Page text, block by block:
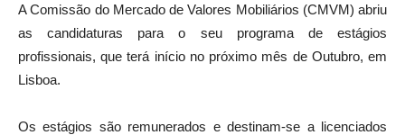
A Comissão do Mercado de Valores Mobiliários (CMVM) abriu
as candidaturas para o seu programa de estágios
profissionais, que terá início no próximo mês de Outubro, em
Lisboa.
Os estágios são remunerados e destinam-se a licenciados